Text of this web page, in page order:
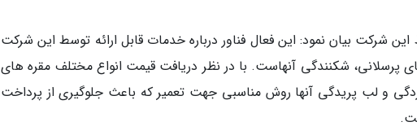
این شرکت بیان نمود: این فعال فناور درباره خدمات قابل ارائه توسط این شرکت
پرسلانی، شکنندگی آنهاست. با در نظر دریافت قیمت انواع مختلف مقره های
و لب پریدگی آنها روش مناسبی جهت تعمیر که باعث جلوگیری از پرداخت